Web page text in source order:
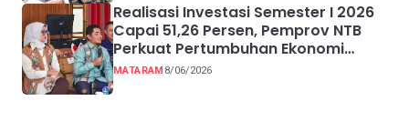
Realisasi Investasi Semester I 2026
Capai 51,26 Persen, Pemprov NTB
Perkuat Pertumbuhan Ekonomi
Inklusif melalui UMKM
MATARAM 8/06/2026